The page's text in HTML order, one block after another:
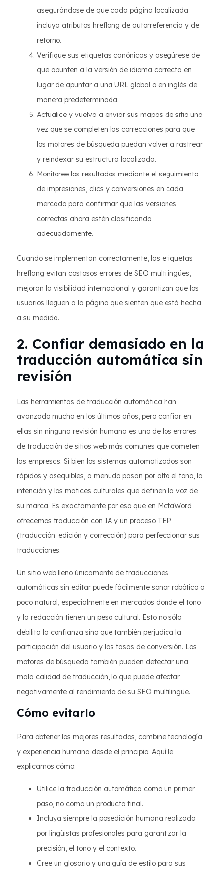
asegurándose de que cada página localizada
incluya atributos hreflang de autorreferencia y de
retorno.
Verifique sus etiquetas canónicas y asegúrese de
que apunten a la versión de idioma correcta en
lugar de apuntar a una URL global o en inglés de
manera predeterminada.
Actualice y vuelva a enviar sus mapas de sitio una
vez que se completen las correcciones para que
los motores de búsqueda puedan volver a rastrear
y reindexar su estructura localizada.
Monitoree los resultados mediante el seguimiento
de impresiones, clics y conversiones en cada
mercado para confirmar que las versiones
correctas ahora estén clasificando
adecuadamente.
Cuando se implementan correctamente, las etiquetas
hreflang evitan costosos errores de SEO multilingües,
mejoran la visibilidad internacional y garantizan que los
usuarios lleguen a la página que sienten que está hecha
a su medida.
2. Confiar demasiado en la
traducción automática sin
revisión
Las herramientas de traducción automática han
avanzado mucho en los últimos años, pero confiar en
ellas sin ninguna revisión humana es uno de los errores
de traducción de sitios web más comunes que cometen
las empresas. Si bien los sistemas automatizados son
rápidos y asequibles, a menudo pasan por alto el tono, la
intención y los matices culturales que definen la voz de
su marca. Es exactamente por eso que en MotaWord
ofrecemos traducción con IA y un proceso TEP
(traducción, edición y corrección) para perfeccionar sus
traducciones.
Un sitio web lleno únicamente de traducciones
automáticas sin editar puede fácilmente sonar robótico o
poco natural, especialmente en mercados donde el tono
y la redacción tienen un peso cultural. Esto no sólo
debilita la confianza sino que también perjudica la
participación del usuario y las tasas de conversión. Los
motores de búsqueda también pueden detectar una
mala calidad de traducción, lo que puede afectar
negativamente al rendimiento de su SEO multilingüe.
Cómo evitarlo
Para obtener los mejores resultados, combine tecnología
y experiencia humana desde el principio. Aquí le
explicamos cómo:
Utilice la traducción automática como un primer
paso, no como un producto final.
Incluya siempre la posedición humana realizada
por lingüistas profesionales para garantizar la
precisión, el tono y el contexto.
Cree un glosario y una guía de estilo para sus